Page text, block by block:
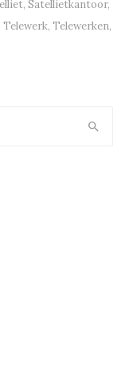
, Satellietkantoor,
Telewerk, Telewerken,